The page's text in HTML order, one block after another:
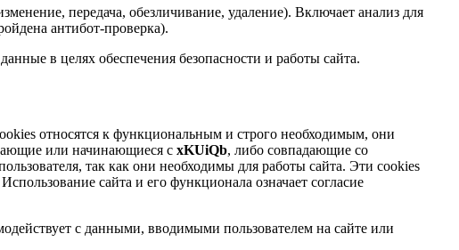
передача, обезличивание, удаление). Включает анализ для
антибот-проверка).
в целях обеспечения безопасности и работы сайта.
относятся к функциональным и строго необходимым, они
или начинающиеся с xKUiQb, либо совпадающие со
так как они необходимы для работы сайта. Эти cookies
сайта и его функционала означает согласие
с данными, вводимыми пользователем на сайте или